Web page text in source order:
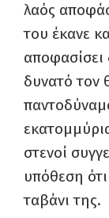
λαός
του έκανε
δυνατό τον
στενοί
υπόθεση
ταβάνι της.